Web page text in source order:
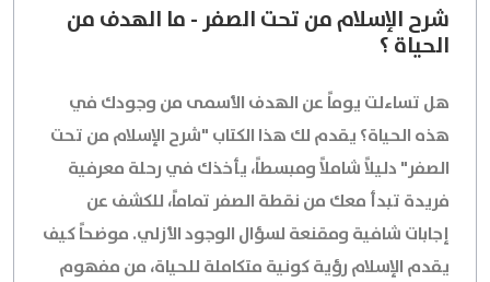
شرح الإسلام من تحت الصفر - ما الهدف من
الحياة ؟
هل تساءلت يوماً عن الهدف الأسمى من وجودك في
هذه الحياة؟ يقدم لك هذا الكتاب "شرح الإسلام من تحت
الصفر" دليلاً شاملاً ومبسطاً، يأخذك في رحلة معرفية
فريدة تبدأ معك من نقطة الصفر تماماً، للكشف عن
إجابات شافية ومقنعة لسؤال الوجود الأزلي. موضحاً كيف
يقدم الإسلام رؤية كونية متكاملة للحياة، من مفهوم